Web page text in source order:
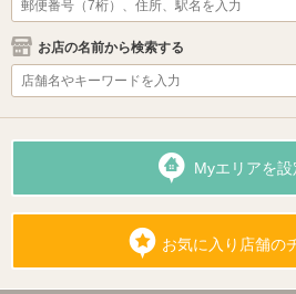
お店の名前から検索する
Myエリアを設
お気に入り店舗の